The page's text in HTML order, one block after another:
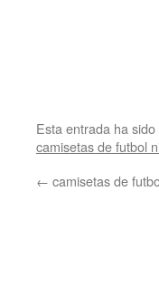
Esta entrada ha
camisetas de futbol
← camisetas de